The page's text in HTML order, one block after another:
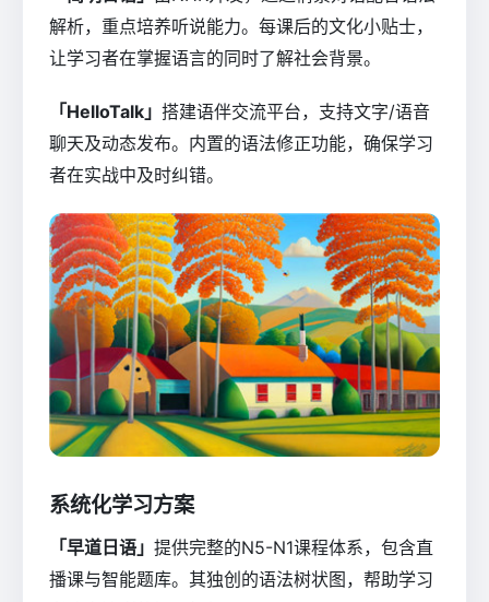
解析，重点培养听说能力。每课后的文化小贴士，
让学习者在掌握语言的同时了解社会背景。
「HelloTalk」 搭建语伴交流平台，支持文字/语音
聊天及动态发布。内置的语法修正功能，确保学习
者在实战中及时纠错。
系统化学习方案
「早道日语」 提供完整的N5-N1课程体系，包含直
播课与智能题库。其独创的语法树状图，帮助学习